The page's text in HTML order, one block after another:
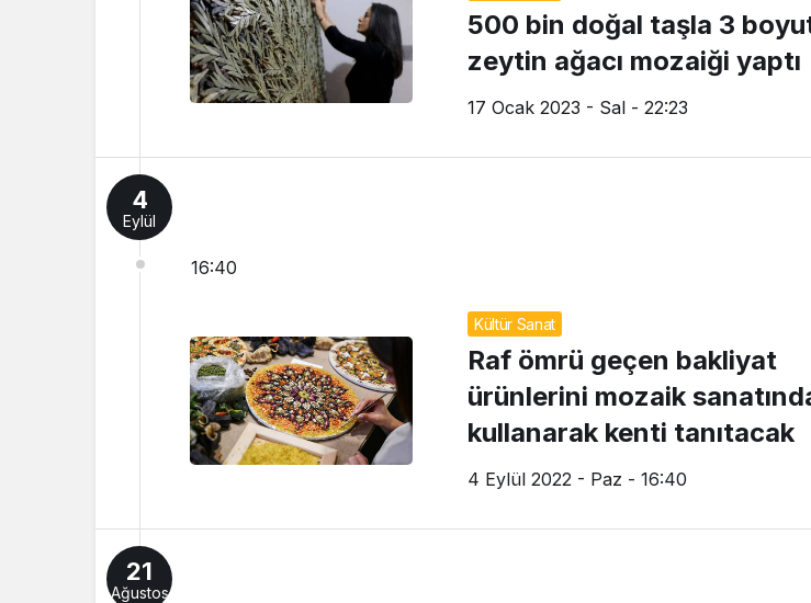
500 bin doğal taşla 3
zeytin ağacı mozaiği yaptı
17 Ocak 2023 - Sal - 22:23
4
Eylül
16:40
Kültür Sanat
Raf ömrü geçen bakliyat
ürünlerini mozaik
kullanarak kenti tanıtacak
4 Eylül 2022 - Paz - 16:40
21
Ağustos